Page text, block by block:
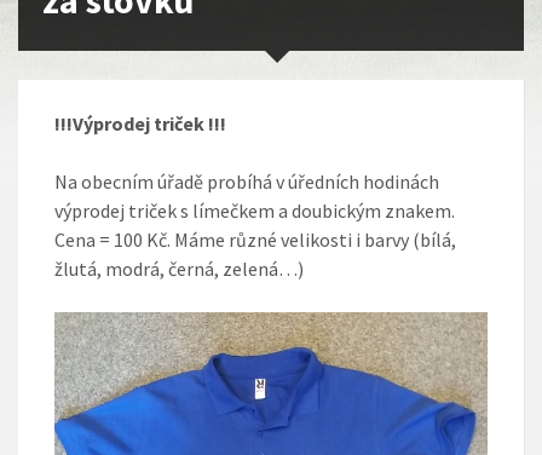
!!!Výprodej triček !!!
Na obecním úřadě probíhá v úředních hodinách
výprodej triček s límečkem a doubickým znakem.
Cena = 100 Kč. Máme různé velikosti i barvy (bílá,
žlutá, modrá, černá, zelená…)